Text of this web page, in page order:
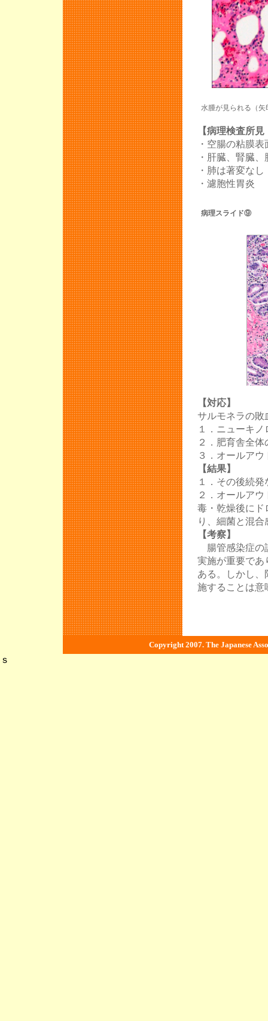
水腫が見られる（矢
【病理検査所
・空腸の粘膜
・肝臓、腎臓
・肺は著変なし
・濾胞性胃炎
病理スライド⑨
【対応】
サルモネラの敗
１．ニューキ
２．肥育舎全
３．オールア
【結果】
１．その後続発
２．オールア
毒・乾燥後にド
り、細菌と混
【考察】
腸管感染症の
実施が重要であ
ある。しかし、
施することは意
Copyright 2007. The Japanese
ｓ